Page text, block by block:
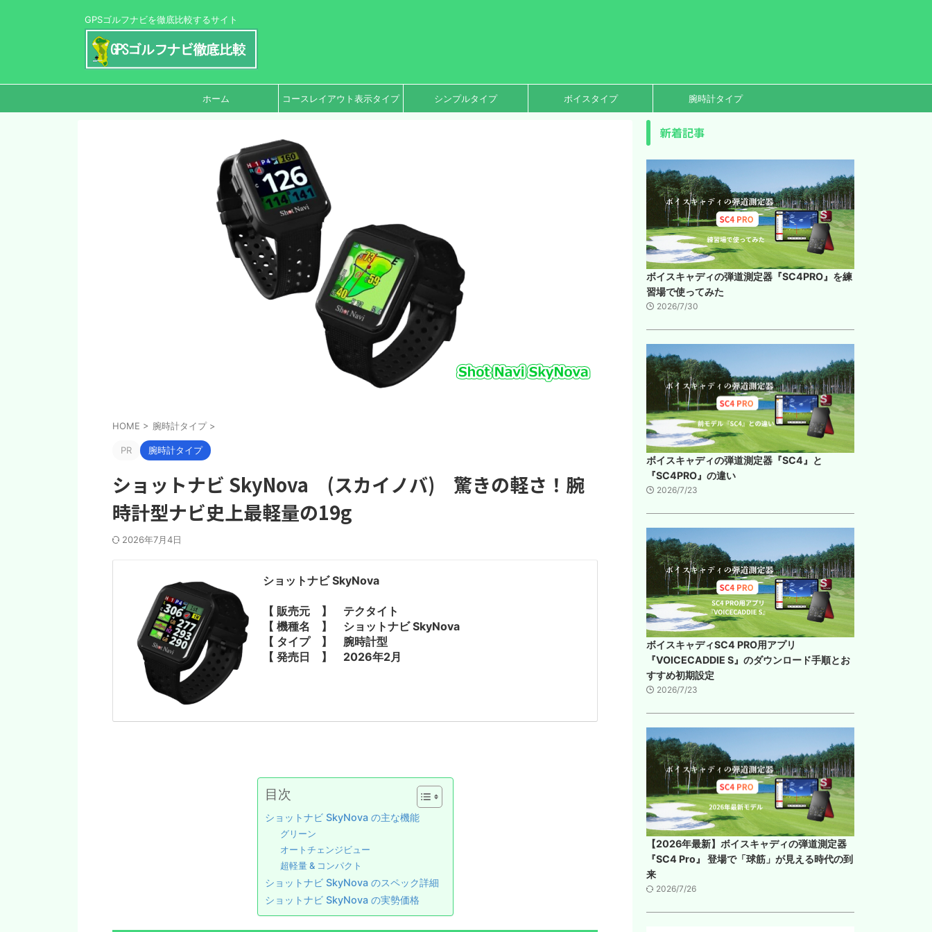
GPSゴルフナビを徹底比較するサイト
ホーム コースレイアウト表示タイプ シンプルタイプ ボイスタイプ 腕時計タイプ
HOME > 腕時計タイプ >
PR 腕時計タイプ
ショットナビ SkyNova (スカイノバ) 驚きの軽さ！腕
時計型ナビ史上最軽量の19g
2026年7月4日
ショットナビ SkyNova
【 販売元 】 テクタイト
【 機種名 】 ショットナビ SkyNova
【 タイプ 】 腕時計型
【 発売日 】 2026年2月
目次
ショットナビ SkyNova の主な機能
グリーン
オートチェンジビュー
超軽量 & コンパクト
ショットナビ SkyNova のスペック詳細
ショットナビ SkyNova の実勢価格
新着記事
ボイスキャディの弾道測定器『SC4PRO』を練
習場で使ってみた
2026/7/30
ボイスキャディの弾道測定器『SC4』と
『SC4PRO』の違い
2026/7/23
ボイスキャディSC4 PRO用アプリ
『VOICECADDIE S』のダウンロード手順とお
すすめ初期設定
2026/7/23
【2026年最新】ボイスキャディの弾道測定器
『SC4 Pro』 登場で「球筋」が見える時代の到
来
2026/7/26